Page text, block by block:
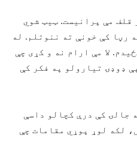
قلف مې پرانیست. ټیټ شوي
رڼا کې خونې ته ننوتلم. له
لا مې ارام نه و کړی چې
ډوډۍ تیارولو په فکر کې
جالۍ کې درې کچالو داسې
لکه لوړ پوړي مقامات چې